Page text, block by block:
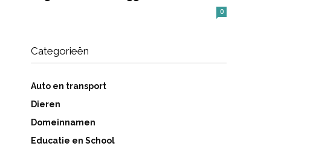
0
Categorieën
Auto en transport
Dieren
Domeinnamen
Educatie en School